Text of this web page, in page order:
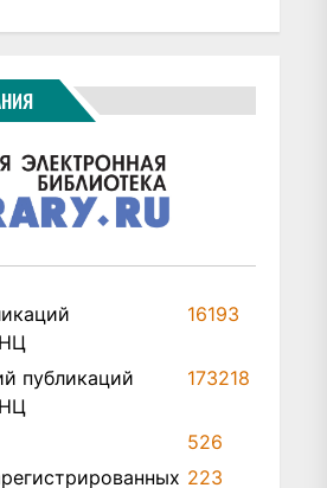
16193
публикаций
173218
526
223